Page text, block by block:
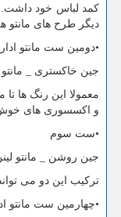
کمد لباس خود داشت.
دیگر طرح های مانتو
•دومین ست مانتو
جین خاکستری _
معمولا این رنگ ها
و اکسسوری های خوش
•ست سوم
جین روشن _ مانتو
ترکیب این دو می
•چهارمین ست مانتو